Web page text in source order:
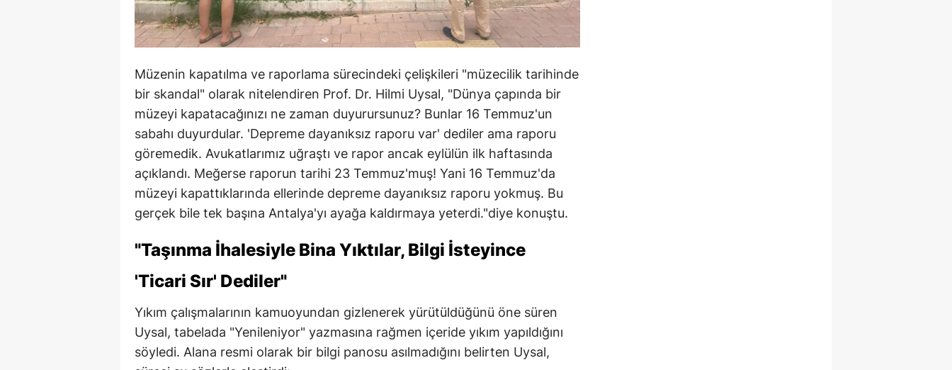
Müzenin kapatılma ve raporlama sürecindeki çelişkileri "müzecilik tarihinde
bir skandal" olarak nitelendiren Prof. Dr. Hilmi Uysal, "Dünya çapında bir
müzeyi kapatacağınızı ne zaman duyurursunuz? Bunlar 16 Temmuz'un
sabahı duyurdular. 'Depreme dayanıksız raporu var' dediler ama raporu
göremedik. Avukatlarımız uğraştı ve rapor ancak eylülün ilk haftasında
açıklandı. Meğerse raporun tarihi 23 Temmuz'muş! Yani 16 Temmuz'da
müzeyi kapattıklarında ellerinde depreme dayanıksız raporu yokmuş. Bu
gerçek bile tek başına Antalya'yı ayağa kaldırmaya yeterdi."diye konuştu.
"Taşınma İhalesiyle Bina Yıktılar, Bilgi İsteyince
'Ticari Sır' Dediler"
Yıkım çalışmalarının kamuoyundan gizlenerek yürütüldüğünü öne süren
Uysal, tabelada "Yenileniyor" yazmasına rağmen içeride yıkım yapıldığını
söyledi. Alana resmi olarak bir bilgi panosu asılmadığını belirten Uysal,